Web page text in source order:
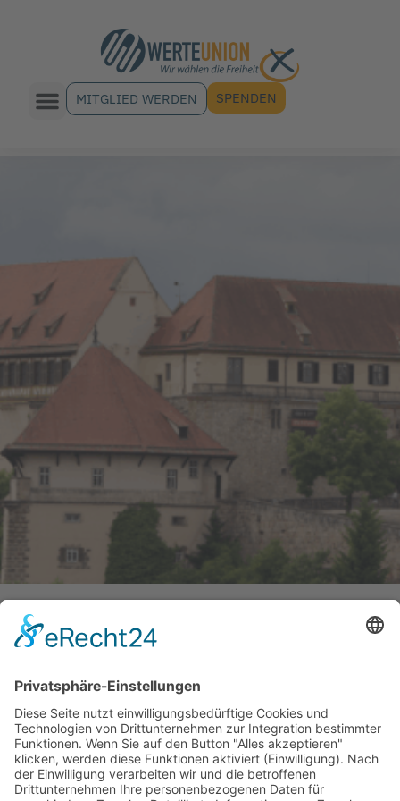
MITGLIED WERDEN SPENDEN
Landesverband Baden-
Württemberg
Unsere Kandidaten